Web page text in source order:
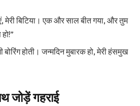
मेरी बिटिया। एक और साल बीत गया, और तुम
बोरिंग होती। जन्मदिन मुबारक हो, मेरी हंसमुख
जोड़ें गहराई